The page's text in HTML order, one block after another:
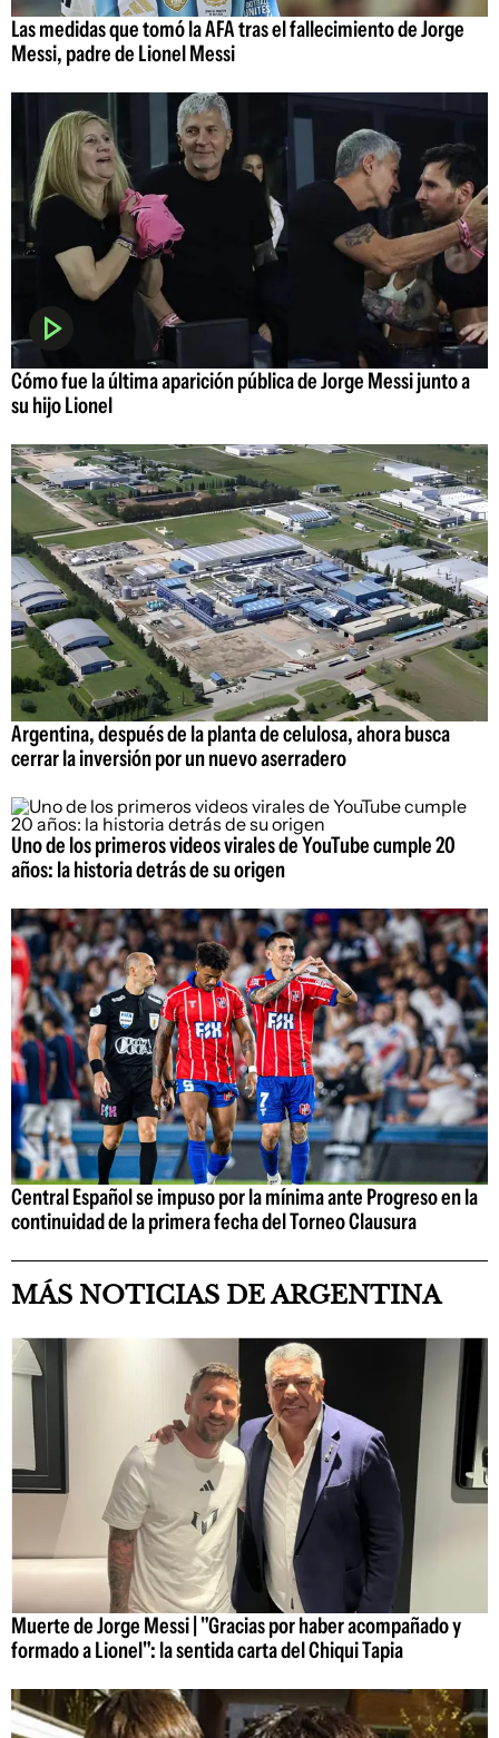
Las medidas que tomó la AFA tras el fallecimiento de Jorge
Messi, padre de Lionel Messi
Cómo fue la última aparición pública de Jorge Messi junto a
su hijo Lionel
Argentina, después de la planta de celulosa, ahora busca
cerrar la inversión por un nuevo aserradero
Uno de los primeros videos virales de YouTube cumple 20
años: la historia detrás de su origen
Central Español se impuso por la mínima ante Progreso en la
continuidad de la primera fecha del Torneo Clausura
MÁS NOTICIAS DE ARGENTINA
Muerte de Jorge Messi | "Gracias por haber acompañado y
formado a Lionel": la sentida carta del Chiqui Tapia